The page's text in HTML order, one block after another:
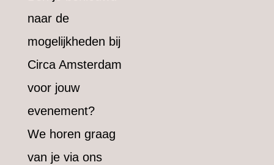
naar de
mogelijkheden bij
Circa Amsterdam
voor jouw
evenement?
We horen graag
van je via ons